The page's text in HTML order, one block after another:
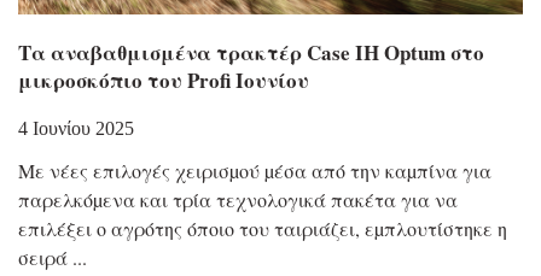
Τα αναβαθμισμένα τρακτέρ Case IH Optum στο
μικροσκόπιο του Profi Ιουνίου
4 Ιουνίου 2025
Με νέες επιλογές χειρισµού µέσα από την καµπίνα για
παρελκόµενα και τρία τεχνολογικά πακέτα για να
επιλέξει ο αγρότης όποιο του ταιριάζει, εµπλουτίστηκε η
σειρά